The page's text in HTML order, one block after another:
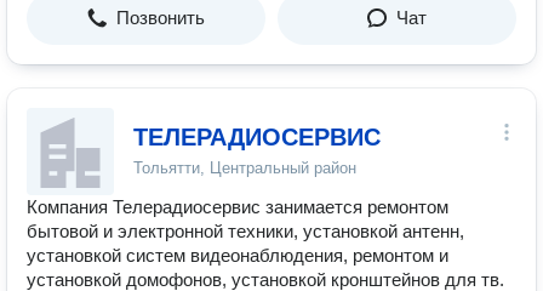
Позвонить Чат
ТЕЛЕРАДИОСЕРВИС
Тольятти, Центральный район
Компания Телерадиосервис занимается ремонтом
бытовой и электронной техники, установкой антенн,
установкой систем видеонаблюдения, ремонтом и
установкой домофонов, установкой кронштейнов для тв.